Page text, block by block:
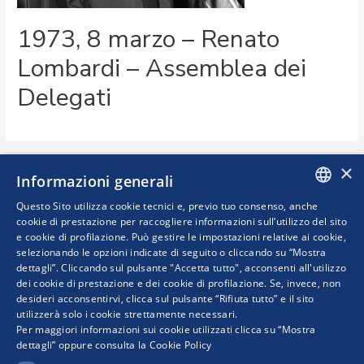
1973, 8 marzo – Renato
Lombardi – Assemblea dei
Delegati
Viale dell'Astronomia, 30
00144 Roma
(+39) 06 59031
ITALIAN
ENGLISH
×
Informazioni generali
Questo Sito utilizza cookie tecnici e, previo tuo consenso, anche
cookie di prestazione per raccogliere informazioni sull’utilizzo del sito
e cookie di profilazione. Può gestire le impostazioni relative ai cookie,
selezionando le opzioni indicate di seguito o cliccando su “Mostra
dettagli”. Cliccando sul pulsante "Accetta tutto", acconsenti all'utilizzo
dei cookie di prestazione e dei cookie di profilazione. Se, invece, non
desideri acconsentirvi, clicca sul pulsante “Rifiuta tutto” e il sito
utilizzerà solo i cookie strettamente necessari.
Per maggiori informazioni sui cookie utilizzati clicca su “Mostra
dettagli” oppure consulta la Cookie Policy